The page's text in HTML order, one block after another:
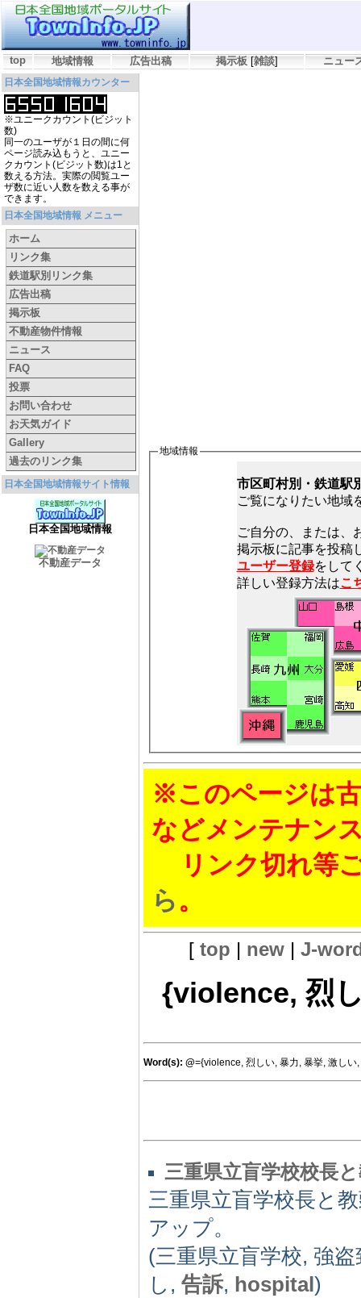
top 地域情報 広告出稿 掲示板 [雑談] ニュー
日本全国地域情報カウンター
※ユニークカウント(ビジット
数)
同一のユーザが１日の間に何
ページ読み込もうと、ユニー
クカウント(ビジット数)は1と
数える方法。実際の閲覧ユー
ザ数に近い人数を数える事が
できます。
日本全国地域情報 メニュー
ホーム
リンク集
鉄道駅別リンク集
広告出稿
掲示板
不動産物件情報
ニュース
FAQ
投票
お問い合わせ
お天気ガイド
Gallery
過去のリンク集
日本全国地域情報サイト情報
日本全国地域情報
不動産データ
地域情報
市区町村別・鉄道駅
ご覧になりたい地域
ご自分の、または、
ユーザー登録をして
詳しい登録方法はこ
※このページは
などメンテナン
リンク切れ等
ら。
[ top | new| J-
{violence, 烈
Word(s): @={violence, 烈しい, 暴力, 暴挙, 激し
三重県立盲学校校長
三重県立盲学校長と
アップ。
(三重県立盲学校, 強
し, 告訴, hospital)